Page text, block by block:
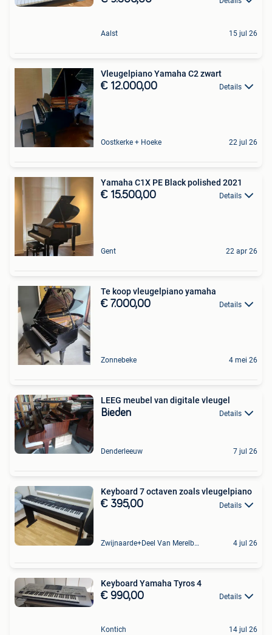
Aalst 15 jul 26
Vleugelpiano Yamaha C2 zwart
€ 12.000,00 Details
Oostkerke + Hoeke 22 jul 26
Yamaha C1X PE Black polished 2021
€ 15.500,00 Details
Gent 22 apr 26
Te koop vleugelpiano yamaha
€ 7.000,00 Details
Zonnebeke 4 mei 26
LEEG meubel van digitale vleugel
Bieden Details
Denderleeuw 7 jul 26
Keyboard 7 octaven zoals vleugelpiano
€ 395,00 Details
Zwijnaarde+Deel Van Merelbeke 4 jul 26
Keyboard Yamaha Tyros 4
€ 990,00 Details
Kontich 14 jul 26